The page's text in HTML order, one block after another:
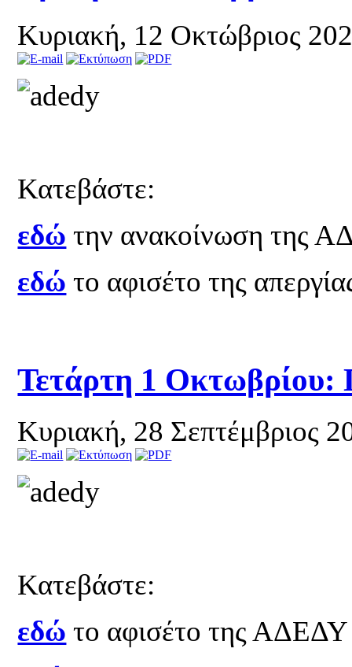
Κυριακή, 12 Οκτώβριος
Κατεβάστε:
εδώ την ανακοίνωση της
εδώ το αφισέτο της
Τετάρτη 1 Οκτωβρίου:
Κυριακή, 28 Σεπτέμβριος
Κατεβάστε:
εδώ το αφισέτο της ΑΔΕΔΥ